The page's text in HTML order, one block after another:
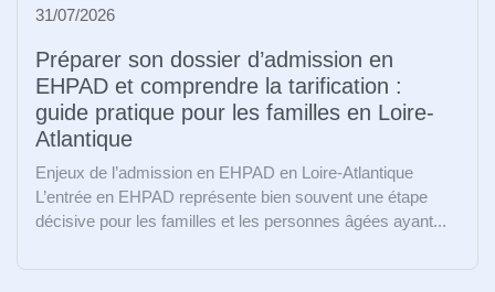
31/07/2026
Préparer son dossier d’admission en
EHPAD et comprendre la tarification :
guide pratique pour les familles en Loire-
Atlantique
Enjeux de l’admission en EHPAD en Loire-Atlantique
L’entrée en EHPAD représente bien souvent une étape
décisive pour les familles et les personnes âgées ayant...